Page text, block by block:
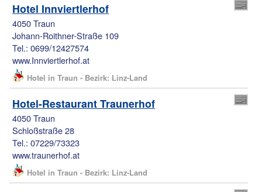
Hotel Innviertlerhof
4050 Traun
Johann-Roithner-Straße 109
Tel.: 0699/12427574
www.Innviertlerhof.at
Hotel in Traun - Bezirk: Linz-Land
Hotel-Restaurant Traunerhof
4050 Traun
Schloßstraße 28
Tel.: 07229/73323
www.traunerhof.at
Hotel in Traun - Bezirk: Linz-Land